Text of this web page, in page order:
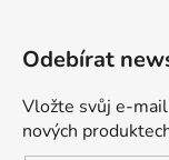
Odebírat
Vložte svůj e-
nových